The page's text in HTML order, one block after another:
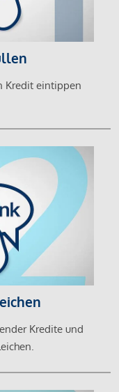
Kredit eintippen
Kredite und